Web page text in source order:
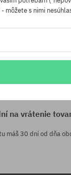
cenou - špeciálne pre
cenu!
na vrátenie
máš 30 dní od dňa
môžete s nimi